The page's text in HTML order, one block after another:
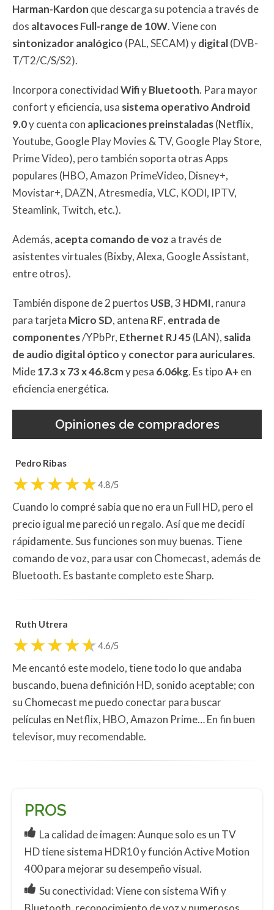
Harman-Kardon que descarga su potencia a través de
dos altavoces Full-range de 10W. Viene con
sintonizador analógico (PAL, SECAM) ydigital(DVB-
T/T2/C/S/S2).
Incorpora conectividadWifiyBluetooth. Para mayor
confort y eficiencia, usa sistema operativo Android
9.0y cuenta con aplicaciones preinstaladas(Netflix,
Youtube, Google Play Movies & TV, Google Play Store,
Prime Video), pero también soporta otras Apps
populares (HBO, Amazon PrimeVideo, Disney+,
Movistar+, DAZN, Atresmedia, VLC, KODI, IPTV,
Steamlink, Twitch, etc.).
Además, acepta comando de voz a través de
asistentes virtuales (Bixby, Alexa, Google Assistant,
entre otros).
También dispone de 2 puertos USB, 3 HDMI, ranura
para tarjeta Micro SD, antena RF, entrada de
componentes/YPbPr, Ethernet RJ 45(LAN), salida
de audio digital ópticoyconector para auriculares.
Mide17.3 x 73 x 46.8cmy pesa 6.06kg. Es tipoA+ en
eficiencia energética.
Opiniones de compradores
Pedro Ribas
4.8/5
Cuando lo compré sabía que no era un Full HD, pero el
precio igual me pareció un regalo. Así que me decidí
rápidamente. Sus funciones son muy buenas. Tiene
comando de voz, para usar con Chomecast, además de
Bluetooth. Es bastante completo este Sharp.
Ruth Utrera
4.6/5
Me encantó este modelo, tiene todo lo que andaba
buscando, buena definición HD, sonido aceptable; con
su Chomecast me puedo conectar para buscar
películas en Netflix, HBO, Amazon Prime… En fin buen
televisor, muy recomendable.
PROS
La calidad de imagen: Aunque solo es un TV
HD tiene sistema HDR10 y función Active Motion
400 para mejorar su desempeño visual.
Su conectividad: Viene con sistema Wifi y